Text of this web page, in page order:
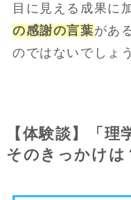
目に見える成果に
の感謝の言葉があ
のではないでしょ
【体験談】「理
そのきっかけは